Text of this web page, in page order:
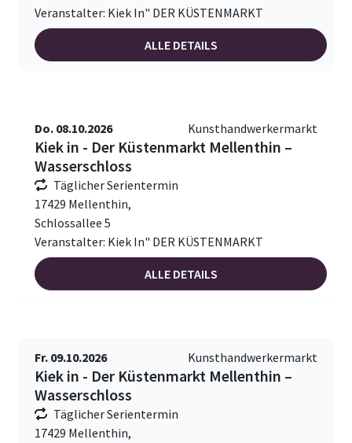
Veranstalter: Kiek In" DER KÜSTENMARKT
ALLE DETAILS
Do. 08.10.2026 Kunsthandwerkermarkt
Kiek in - Der Küstenmarkt Mellenthin –
Wasserschloss
Täglicher Serientermin
17429 Mellenthin,
Schlossallee 5
Veranstalter: Kiek In" DER KÜSTENMARKT
ALLE DETAILS
Fr. 09.10.2026 Kunsthandwerkermarkt
Kiek in - Der Küstenmarkt Mellenthin –
Wasserschloss
Täglicher Serientermin
17429 Mellenthin,